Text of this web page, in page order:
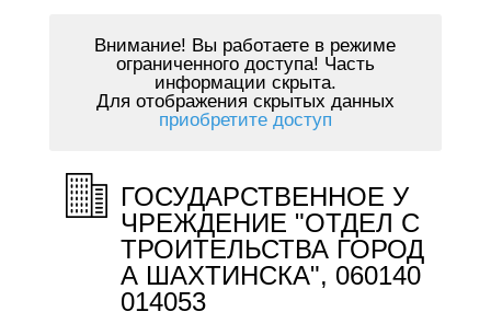
Внимание! Вы работаете в режиме
ограниченного доступа! Часть
информации скрыта.
Для отображения скрытых данных
приобретите доступ
ГОСУДАРСТВЕННОЕ У
ЧРЕЖДЕНИЕ "ОТДЕЛ С
ТРОИТЕЛЬСТВА ГОРОД
А ШАХТИНСКА", 060140
014053